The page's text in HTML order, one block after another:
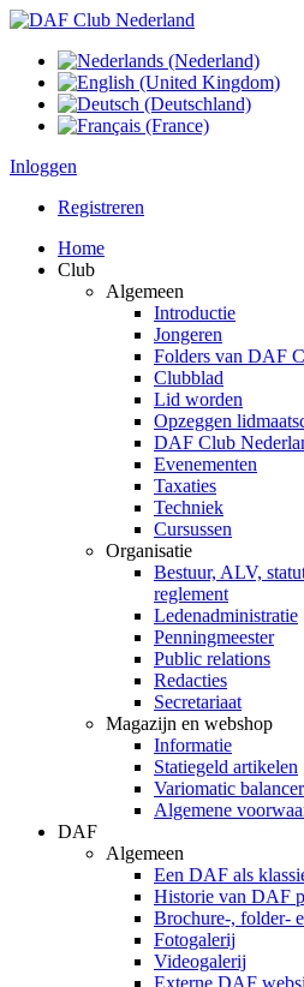
Inloggen
Registreren
Home
Club
Algemeen
Introductie
Jongeren
Folders van DAF
Clubblad
Lid worden
Opzeggen
DAF Club
Evenementen
Taxaties
Techniek
Cursussen
Organisatie
Bestuur, ALV,
reglement
Ledenadministratie
Penningmeester
Public relations
Redacties
Secretariaat
Magazijn en webshop
Informatie
Statiegeld artikelen
Variomatic
Algemene
DAF
Algemeen
Een DAF als
Historie van DAF
Brochure-, folder-
Fotogalerij
Videogalerij
Externe DAF